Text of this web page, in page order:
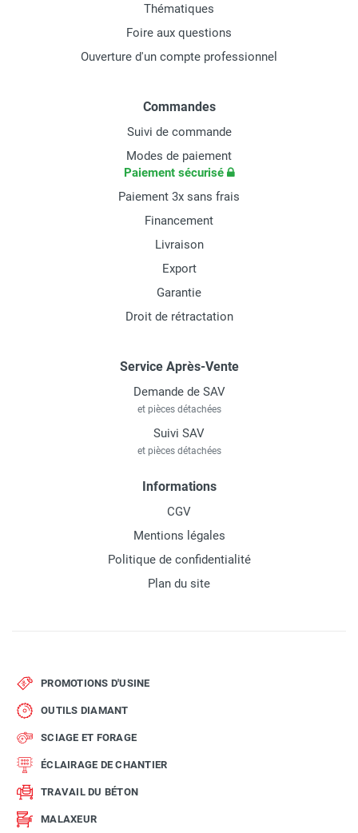
Thématiques
Foire aux questions
Ouverture d'un compte professionnel
Commandes
Suivi de commande
Modes de paiement
Paiement sécurisé
Paiement 3x sans frais
Financement
Livraison
Export
Garantie
Droit de rétractation
Service Après-Vente
Demande de SAV
et pièces détachées
Suivi SAV
et pièces détachées
Informations
CGV
Mentions légales
Politique de confidentialité
Plan du site
PROMOTIONS D'USINE
OUTILS DIAMANT
SCIAGE ET FORAGE
ÉCLAIRAGE DE CHANTIER
TRAVAIL DU BÉTON
MALAXEUR